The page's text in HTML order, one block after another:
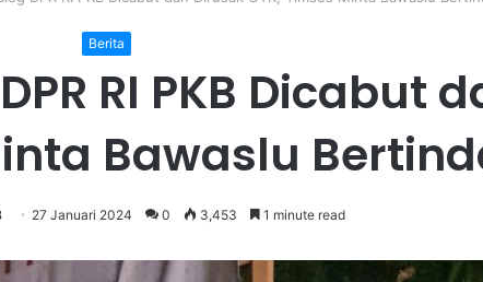
Berita
RI PKB Dicabut
Bawaslu
27 Januari 2024 0 3,453 1 minute read